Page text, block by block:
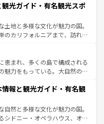
。
、スイスならではのユニークな
光だけでなく町歩きも満喫する
高いため物価も高いが、旅行
ービスもあり、うまく活用すれ
光ガイド・有名観光スポ
地と多様な文化が魅力の国。
のカリフォルニアまで、訪れる
ショッピング、エンターテイ
なスポットだ。一方、アメリカ
グランドキャニオンやイエロー
、音楽と美食が融合した独特の
カの各地域で異なる魅力を楽
かな歴史を感じることができ
ップや列車の旅も、アメリカ
恵まれ、多くの島で構成される
魅力をもっている。大自然の神
、定番の観光地といえばオアフ
ならマウイ島やカウアイ島が
ンに輝く海をはじめ、豊かな
。「アロハスピリット」と呼ば
報と観光ガイド・有名観
然と多様な文化が魅力の国。
シドニー・オペラハウス、オー